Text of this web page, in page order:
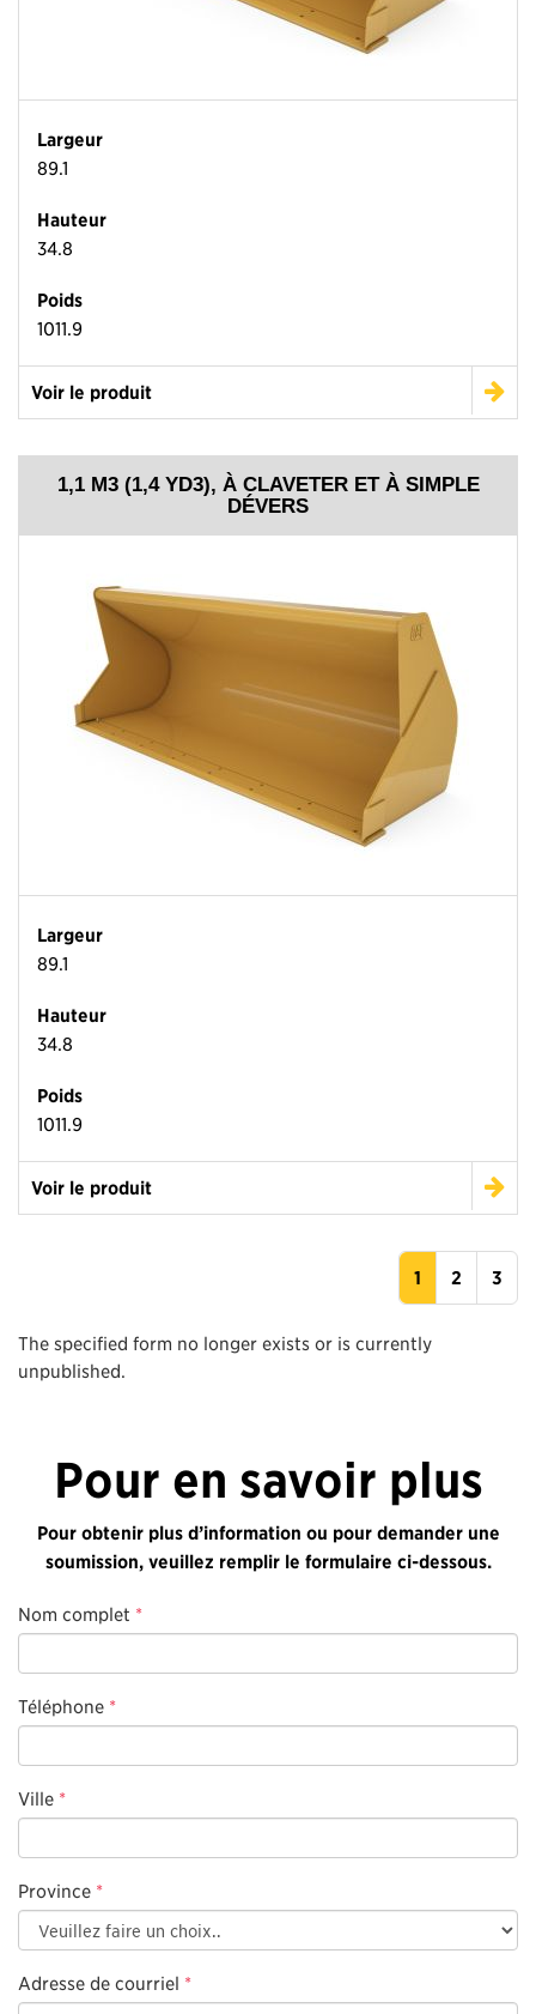
Largeur
89.1
Hauteur
34.8
Poids
1011.9
Voir le produit
1,1 M3 (1,4 YD3), À CLAVETER ET À SIMPLE
DÉVERS
Largeur
89.1
Hauteur
34.8
Poids
1011.9
Voir le produit
1 2 3
The specified form no longer exists or is currently
unpublished.
Pour en savoir plus
Pour obtenir plus d’information ou pour demander une
soumission, veuillez remplir le formulaire ci-dessous.
Nom complet *
Téléphone *
Ville *
Province *
Adresse de courriel *